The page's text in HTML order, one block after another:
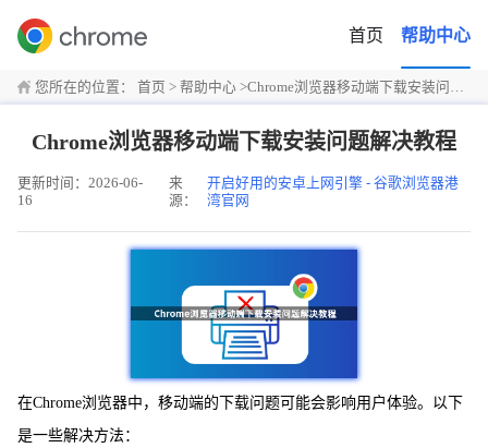
首页 帮助中心
您所在的位置： 首页 > 帮助中心 >Chrome浏览器移动端下载安装问题解决教程
Chrome浏览器移动端下载安装问题解决教程
更新时间：2026-06-
16
来
源：
开启好用的安卓上网引擎 - 谷歌浏览器港
湾官网
在Chrome浏览器中，移动端的下载问题可能会影响用户体验。以下
是一些解决方法：